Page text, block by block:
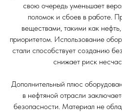
свою очередь уменьшает
поломок и сбоев в работе.
веществами, такими как
приоритетом. Использование
стали способствует созданию
снижает риск
Дополнительный плюс
в нефтяной отрасли
безопасности. Материал не